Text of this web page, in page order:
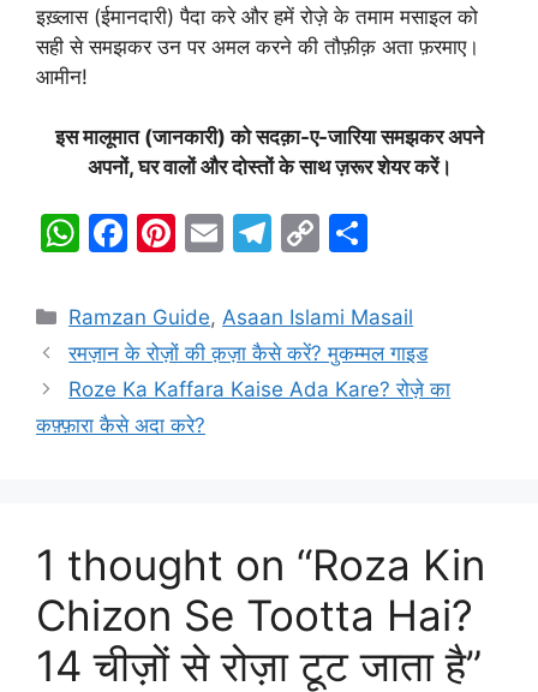
इख़्लास (ईमानदारी) पैदा करे और हमें रोज़े के तमाम मसाइल को
सही से समझकर उन पर अमल करने की तौफ़ीक़ अता फ़रमाए।
आमीन!
इस मालूमात (जानकारी) को सदक़ा-ए-जारिया समझकर अपने
अपनों, घर वालों और दोस्तों के साथ ज़रूर शेयर करें।
W
at
s
A
p
F
c
e
b
o
Pi
er
e
st
E
ai
l
T
e
gr
a
C
p
y
Li
ar
e
Categories
Ramzan Guide, Asaan Islami Masail
रमज़ान के रोज़ों की क़ज़ा कैसे करें? मुकम्मल गाइड
Roze Ka Kaffara Kaise Ada Kare? रोज़े का
कफ़्फ़ारा कैसे अदा करे?
1 thought on “Roza Kin
Chizon Se Tootta Hai?
14 चीज़ों से रोज़ा टूट जाता है”